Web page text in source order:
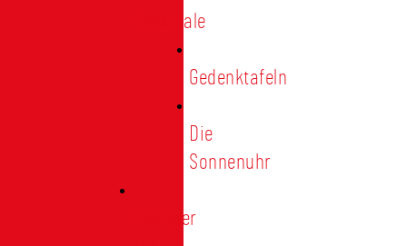
Denkmale
Gedenktafeln
Die
Sonnenuhr
Ratinger